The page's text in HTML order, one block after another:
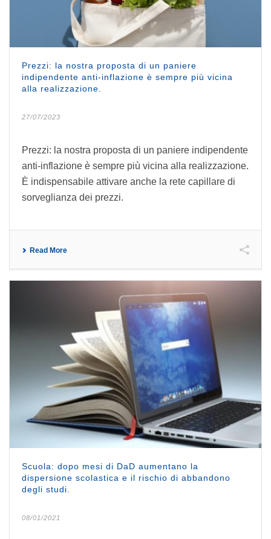
Prezzi: la nostra proposta di un paniere
indipendente anti-inflazione è sempre più vicina
alla realizzazione.
27/07/2023
Prezzi: la nostra proposta di un paniere indipendente
anti-inflazione è sempre più vicina alla realizzazione.
È indispensabile attivare anche la rete capillare di
sorveglianza dei prezzi.
Read More
Scuola: dopo mesi di DaD aumentano la
dispersione scolastica e il rischio di abbandono
degli studi.
08/01/2021